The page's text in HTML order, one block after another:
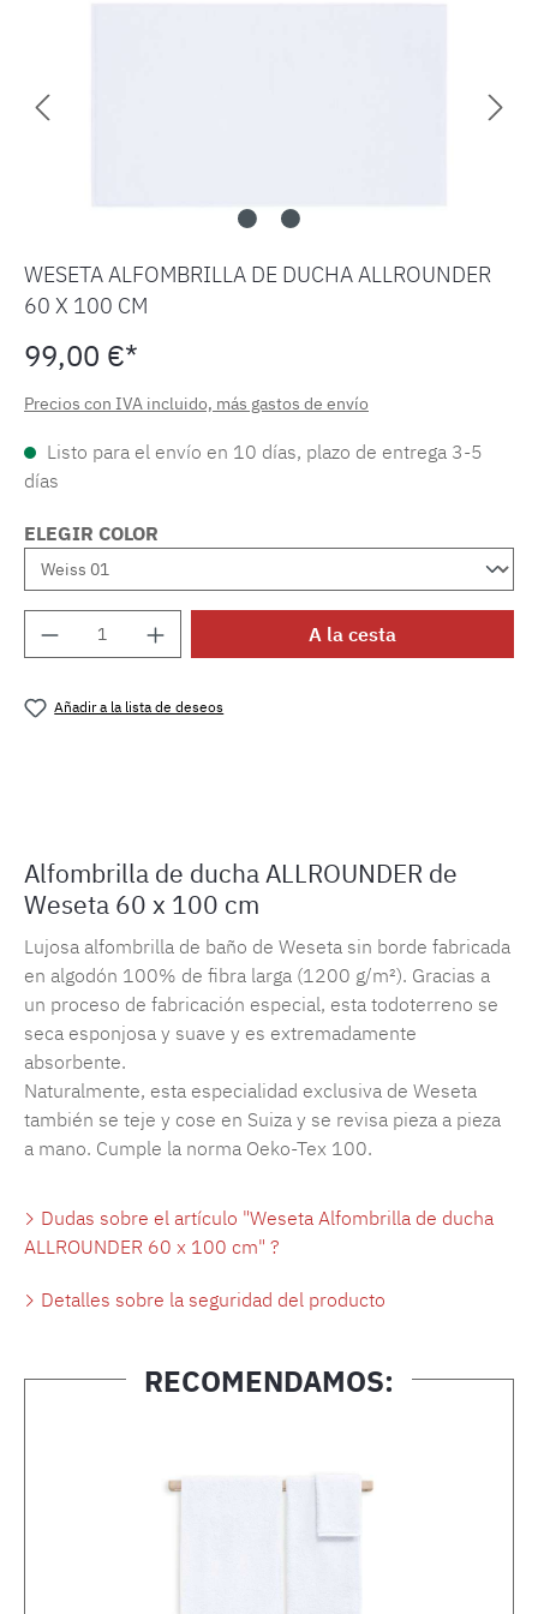
WESETA ALFOMBRILLA DE DUCHA ALLROUNDER
60 X 100 CM
99,00 €*
Precios con IVA incluido, más gastos de envío
Listo para el envío en 10 días, plazo de entrega 3-5
días
ELEGIR COLOR
Cantidad del producto: introduce la
A la cesta
Añadir a la lista de deseos
Alfombrilla de ducha ALLROUNDER de
Weseta 60 x 100 cm
Lujosa alfombrilla de baño de Weseta sin borde fabricada
en algodón 100% de fibra larga (1200 g/m²). Gracias a
un proceso de fabricación especial, esta todoterreno se
seca esponjosa y suave y es extremadamente
absorbente.
Naturalmente, esta especialidad exclusiva de Weseta
también se teje y cose en Suiza y se revisa pieza a pieza
a mano. Cumple la norma Oeko-Tex 100.
Dudas sobre el artículo "Weseta Alfombrilla de ducha
ALLROUNDER 60 x 100 cm" ?
Detalles sobre la seguridad del producto
RECOMENDAMOS: